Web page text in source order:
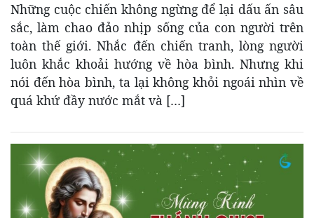
Những cuộc chiến không ngừng để lại dấu ấn sâu
sắc, làm chao đảo nhịp sống của con người trên
toàn thế giới. Nhắc đến chiến tranh, lòng người
luôn khắc khoải hướng về hòa bình. Nhưng khi
nói đến hòa bình, ta lại không khỏi ngoái nhìn về
quá khứ đầy nước mắt và […]